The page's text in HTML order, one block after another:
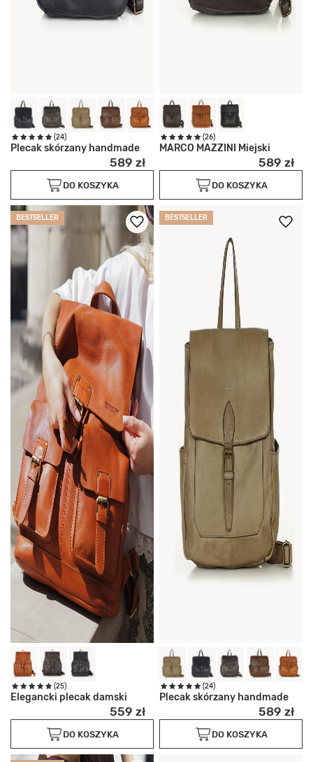
(24)
Plecak skórzany handmade
589 zł
DO KOSZYKA
(26)
MARCO MAZZINI Miejski
589 zł
DO KOSZYKA
BESTSELLER
(25)
Elegancki plecak damski
559 zł
DO KOSZYKA
BESTSELLER
(24)
Plecak skórzany handmade
589 zł
DO KOSZYKA